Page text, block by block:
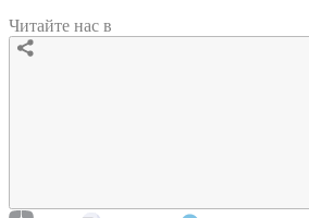
Читайте нас в